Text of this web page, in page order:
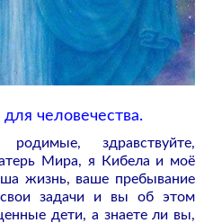
человечества.
родимые, здравствуйте,
Мира, я Кибела и моё
жизнь, ваше пребывание
свои задачи и вы об этом
дети, а знаете ли вы,